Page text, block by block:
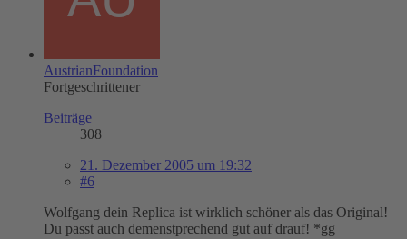
AustrianFoundation
Fortgeschrittener
Beiträge
308
21. Dezember 2005 um 19:32
#6
Wolfgang dein Replica ist wirklich schöner als das Original!
Du passt auch demenstprechend gut auf drauf! *gg